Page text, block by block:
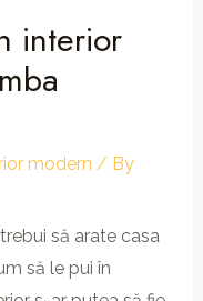
interior
modern / By
să arate casa
să le pui în